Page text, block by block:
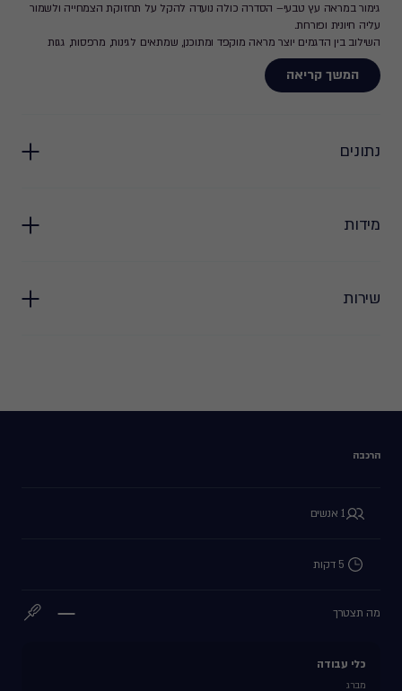
גימור במראה עץ טבעי– הסדרה כולה נועדה להקל על תחזוקת הצמחייה ולשמור
עליה חיונית ופורחת.
השילוב בין הדגמים יוצר מראה מוקפד ומתוכנן, שמתאים לגינות, מרפסות, גגות
וחללים ציבוריים.
המשך קריאה
נתונים
מידות
שירות
הרכבה
1 אנשים
5 דקות
מה תצטרך
כלי עבודה
מברג